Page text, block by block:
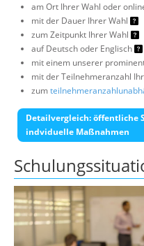
am Ort Ihrer Wahl oder
mit der Dauer Ihrer Wahl
zum Zeitpunkt Ihrer Wahl
auf Deutsch oder Englisch
mit einem unserer
mit der Teilnehmeranzahl
zum
Detailvergleich: öffentliche
indviduelle Maßnahmen